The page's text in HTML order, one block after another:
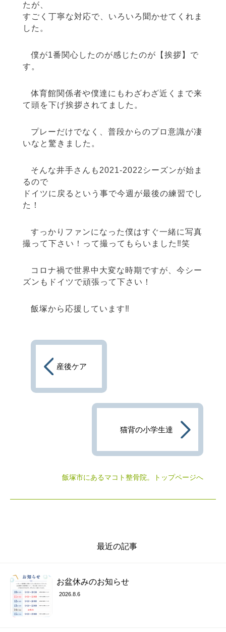
たが、
すごく丁寧な対応で、いろいろ聞かせてくれま
した。
僕が1番関心したのが感じたのが【挨拶】で
す。
体育館関係者や僕達にもわざわざ近くまで来
て頭を下げ挨拶されてました。
プレーだけでなく、普段からのプロ意識が凄
いなと驚きました。
そんな井手さんも2021-2022シーズンが始ま
るので
ドイツに戻るという事で今週が最後の練習でし
た！
すっかりファンになった僕はすぐ一緒に写真
撮って下さい！って撮ってもらいました‼︎笑
コロナ禍で世界中大変な時期ですが、今シー
ズンもドイツで頑張って下さい！
飯塚から応援しています‼︎
産後ケア
猫背の小学生達
飯塚市にあるマコト整骨院。トップページへ
最近の記事
お盆休みのお知らせ
2026.8.6